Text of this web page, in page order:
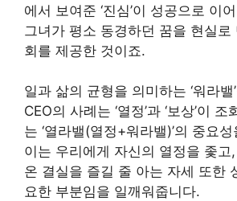
에서 보여준 ‘진심’이 성공으로 이
그녀가 평소 동경하던 꿈을 현실로
회를 제공한 것이죠.
일과 삶의 균형을 의미하는 ‘워라밸
CEO의 사례는 ‘열정’과 ‘보상’이
는 ‘열라밸(열정+워라밸)’의 중요
이는 우리에게 자신의 열정을 좇고
온 결실을 즐길 줄 아는 자세 또한
요한 부분임을 일깨워줍니다.